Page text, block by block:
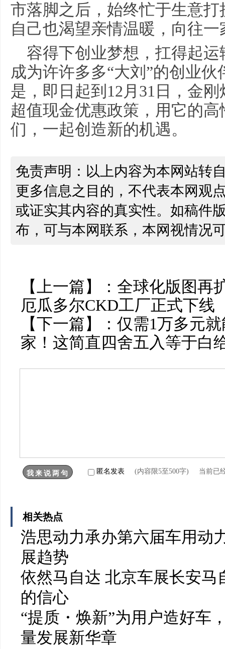
市落脚之后，始终忙于生意
自己也渴望亲情温暖，向往
容得下创业梦想，扛得起
成为许许多多“大刘”的创业
是，即日起到12月31日，金刚
超值现金优惠政策，用它的
们，一起创造新的机遇。
免责声明：以上内容为本网站转
更多信息之目的，不代表本网观
或证实其内容的真实性。如稿件
布，可与本网联系，本网视情况
【上一篇】： 全球化版图再
厄瓜多尔CKD工厂正式下线
【下一篇】： 仅需1万多元
家！这简直四舍五入等于白
匿名发表 (内容限5至500字) 当前已
相关热点
浩思动力承办第六届车用动
展趋势
依然马自达 北京车展长安
的信心
“提质・焕新”为用户造好车
量发展新华章